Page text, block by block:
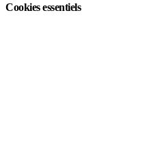
Cookies essentiels